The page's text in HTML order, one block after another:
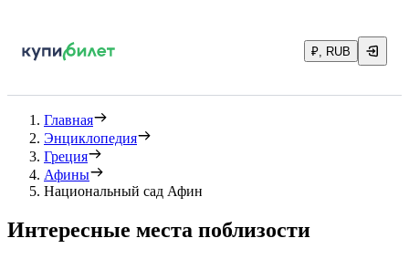
₽, RUB
Главная
Энциклопедия
Греция
Афины
Национальный сад Афин
Интересные места поблизости